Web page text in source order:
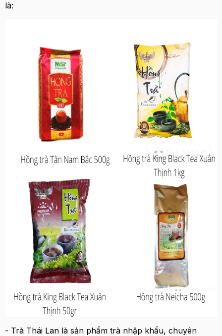
là:
- Trà Thái Lan là sản phẩm trà nhập khẩu, chuyên